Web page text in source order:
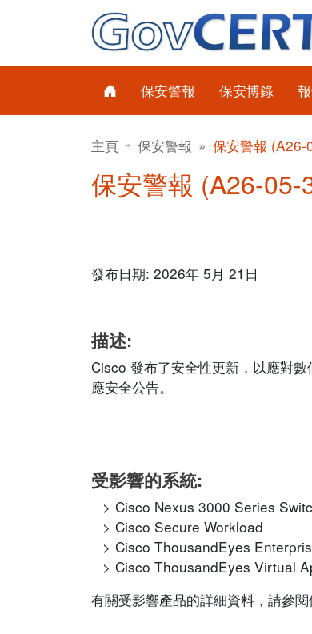
保安警報 保安博錄
主頁 保安警報 保安警報 (A26-
保安警報 (A26-
發布日期: 2026年 5月 21日
描述:
Cisco 發布了安全性更新，以應對
應安全公告。
受影響的系統:
Cisco Nexus 3000 Series
Cisco Secure Workload
Cisco ThousandEyes
Cisco ThousandEyes Virtual
有關受影響產品的詳細資料，請參